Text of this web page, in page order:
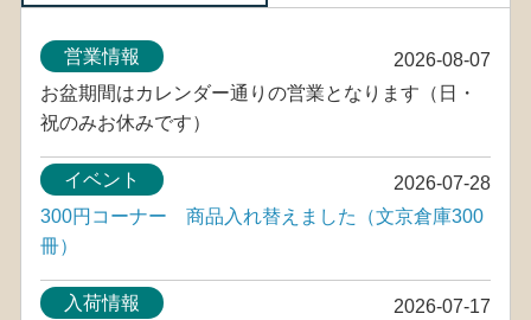
2026-08-07
営業情報
お盆期間はカレンダー通りの営業となります（日・
祝のみお休みです）
2026-07-28
イベント
300円コーナー 商品入れ替えました（文京倉庫300
冊）
2026-07-17
入荷情報